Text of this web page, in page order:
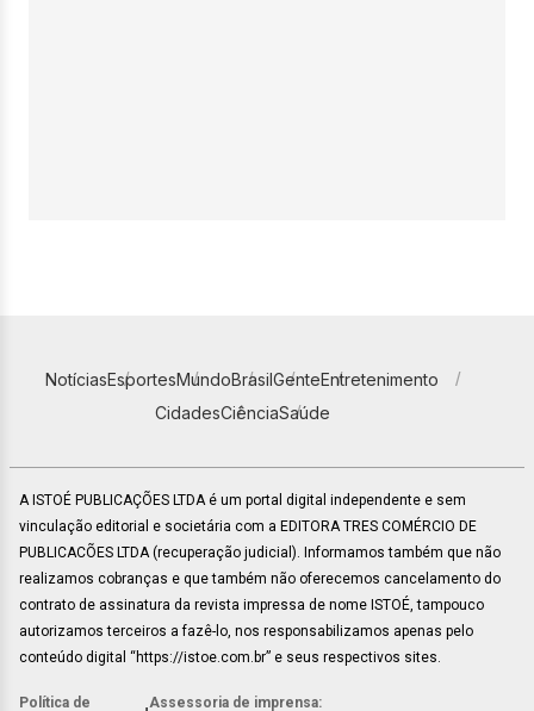
NotíciasEsportesMundoBrasilGenteEntretenimento
CidadesCiênciaSaúde
A ISTOÉ PUBLICAÇÕES LTDA é um portal digital independente e sem
vinculação editorial e societária com a EDITORA TRES COMÉRCIO DE
PUBLICACÕES LTDA (recuperação judicial). Informamos também que não
realizamos cobranças e que também não oferecemos cancelamento do
contrato de assinatura da revista impressa de nome ISTOÉ, tampouco
autorizamos terceiros a fazê-lo, nos responsabilizamos apenas pelo
conteúdo digital “https://istoe.com.br” e seus respectivos sites.
Política de Assessoria de imprensa: